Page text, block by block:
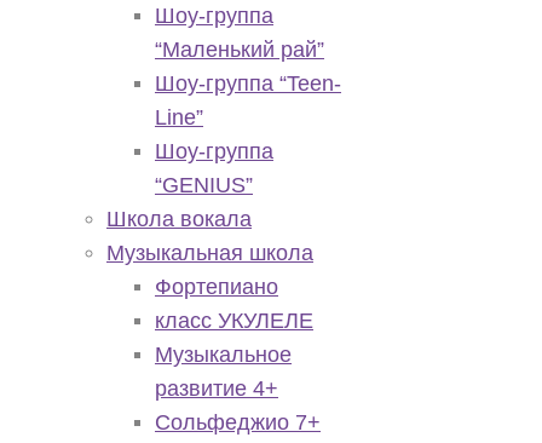
Шоу-группа
“Маленький рай”
Шоу-группа “Teen-
Line”
Шоу-группа
“GENIUS”
Школа вокала
Музыкальная школа
Фортепиано
класс УКУЛЕЛЕ
Музыкальное
развитие 4+
Сольфеджио 7+